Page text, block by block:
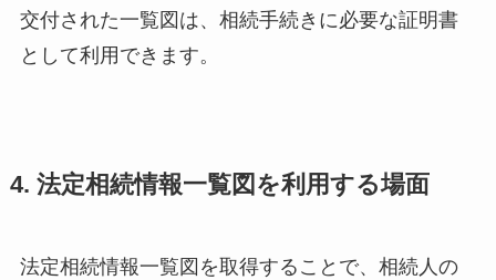
交付された一覧図は、相続手続きに必要な証明書
として利用できます。
4. 法定相続情報一覧図を利用する場面
法定相続情報一覧図を取得することで、相続人の